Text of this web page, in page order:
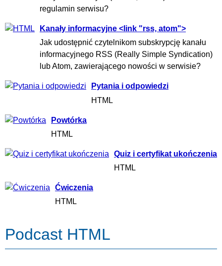
regulamin serwisu?
Kanały informacyjne <link "rss, atom">
Jak udostępnić czytelnikom subskrypcję kanału
informacyjnego RSS (Really Simple Syndication)
lub Atom, zawierającego nowości w serwisie?
Pytania i odpowiedzi
HTML
Powtórka
HTML
Quiz i certyfikat ukończenia
HTML
Ćwiczenia
HTML
Podcast HTML